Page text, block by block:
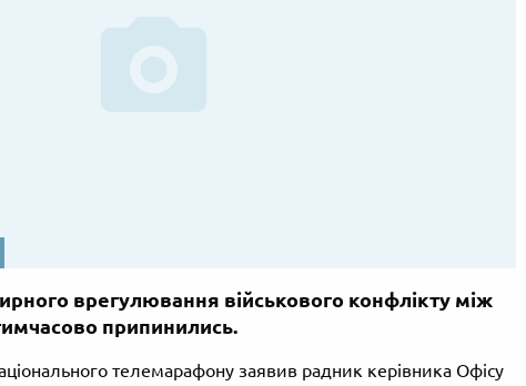
врегулювання військового конфлікту між
припинились.
телемарафону заявив радник керівника Офісу